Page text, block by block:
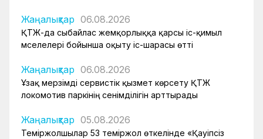
Жаңалықтар 06.08.2026
ҚТЖ-да сыбайлас жемқорлыққа қарсы іс-қимыл
мәселелері бойынша оқыту іс-шарасы өтті
Жаңалықтар 06.08.2026
Ұзақ мерзімді сервистік қызмет көрсету ҚТЖ
локомотив паркінің сенімділігін арттырады
Жаңалықтар 05.08.2026
Теміржолшылар 53 теміржол өткелінде «Қауіпсіз